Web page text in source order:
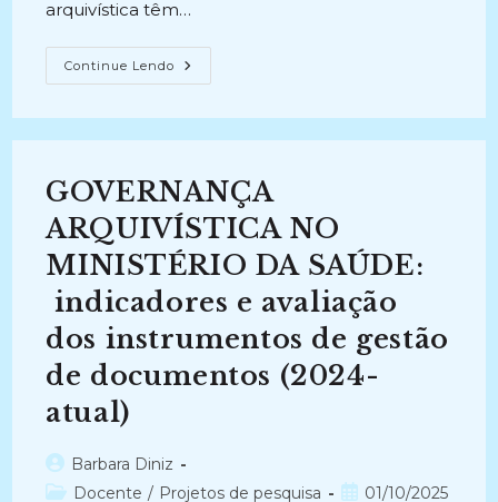
arquivística têm…
Continue Lendo A
CLASSIFICAÇÃO
DE
O
USO
DE
INTELIGÊNCIA
ARTIFICIAL
(2022-
GOVERNANÇA
ARQUIVÍSTICA NO
MINISTÉRIO DA SAÚDE:
indicadores e avaliação
dos instrumentos de gestão
de documentos (2024-
atual)
Autor
do
Barbara Diniz
Categoria
Docente / Projetos de pesquisa
Post01/10/2025